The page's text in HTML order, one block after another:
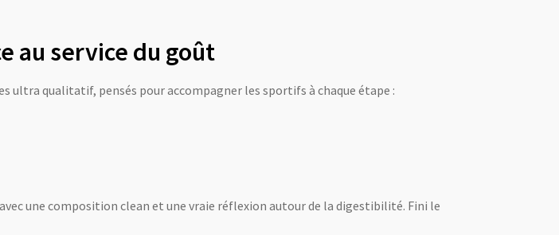
au service du goût
ultra qualitatif, pensés pour accompagner les sportifs à chaque étape :
une composition clean et une vraie réflexion autour de la digestibilité. Fini le